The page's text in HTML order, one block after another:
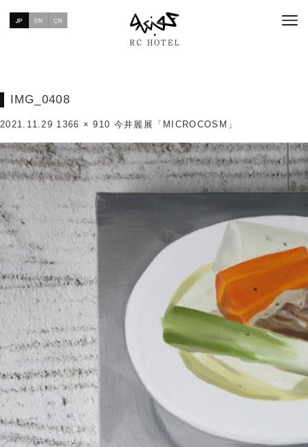
IMG_0408
2021.11.29 1366 × 910 今井麗展「MICROCOSM」